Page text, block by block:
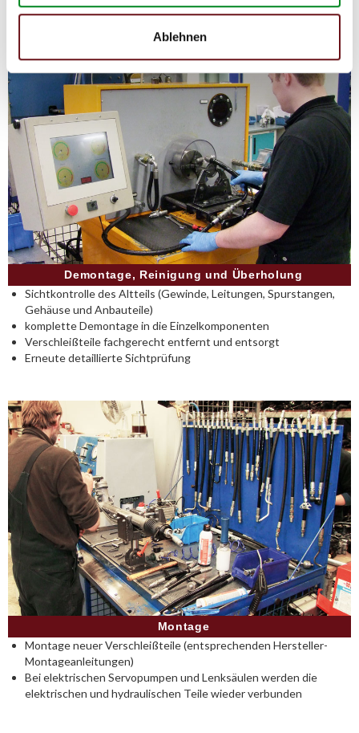
Ablehnen
Demontage, Reinigung und Überholung
Sichtkontrolle des Altteils (Gewinde, Leitungen, Spurstangen,
Gehäuse und Anbauteile)
komplette Demontage in die Einzelkomponenten
Verschleißteile fachgerecht entfernt und entsorgt
Erneute detaillierte Sichtprüfung
Montage
Montage neuer Verschleißteile (entsprechenden Hersteller-
Montageanleitungen)
Bei elektrischen Servopumpen und Lenksäulen werden die
elektrischen und hydraulischen Teile wieder verbunden